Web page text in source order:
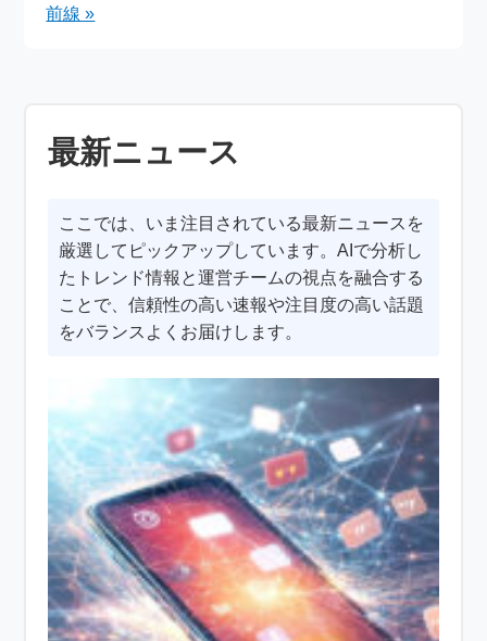
前線 »
最新ニュース
ここでは、いま注目されている最新ニュースを
厳選してピックアップしています。AIで分析し
たトレンド情報と運営チームの視点を融合する
ことで、信頼性の高い速報や注目度の高い話題
をバランスよくお届けします。